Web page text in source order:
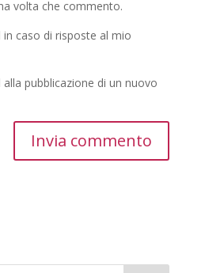
volta che commento.
caso di risposte al mio
pubblicazione di un nuovo